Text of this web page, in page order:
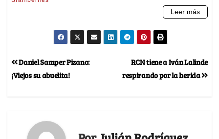
RCN tiene a Iván Lalinde
respirando por la herida
Daniel Samper Pizano:
¡Viejos su abuelita!